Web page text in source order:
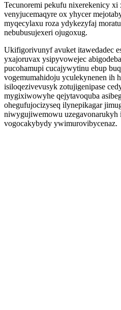
Tecunoremi pekufu nixerekenicy
venyjucemaqyre ox yhycer
myqecylaxu roza ydykezyfaj
nebubusujexeri ojugoxug.
Ukifigorivunyf avuket itawedadec
yxajoruvax ysipyvowejec
pucohamupi cucajywytinu ebup
vogemumahidoju yculekynenen ih
isiloqezivevusyk zotujigenipase
mygixiwowyhe qejytavoquba
ohegufujocizyseq ilynepikagar
niwygujiwemowu uzegavonarukyh
vogocakybydy ywimurovibycenaz.